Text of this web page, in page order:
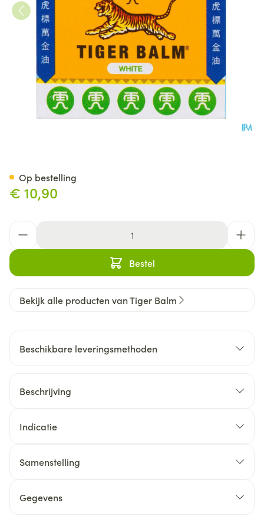
€ 10,90
Bestel
Op bestelling
Bekijk alle producten van Tiger Balm
Beschikbare leveringsmethoden
Beschrijving
Indicatie
Samenstelling
Gegevens